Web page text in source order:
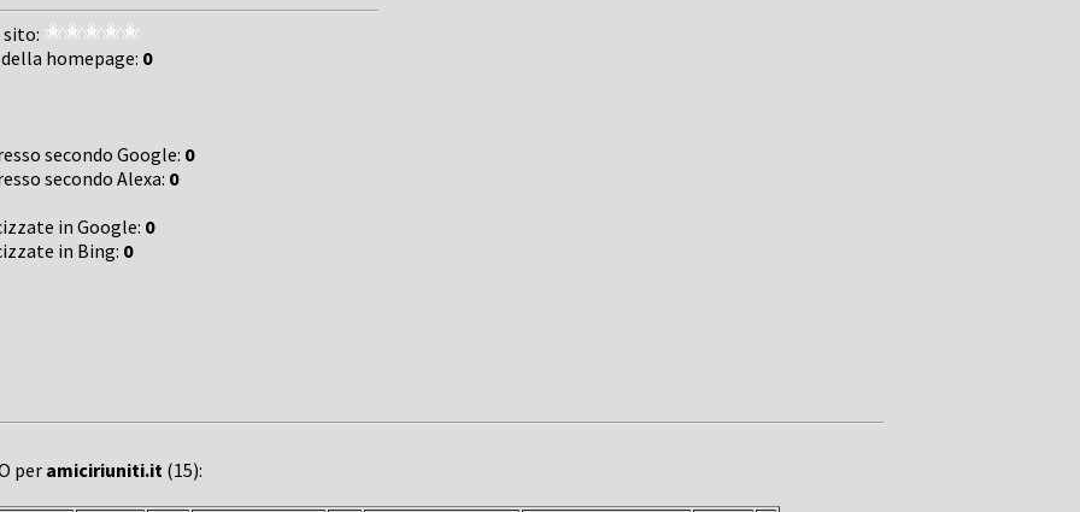
sito:
homepage: 0
secondo Google: 0
secondo Alexa: 0
in Google: 0
in Bing: 0
per amiciriuniti.it (15):